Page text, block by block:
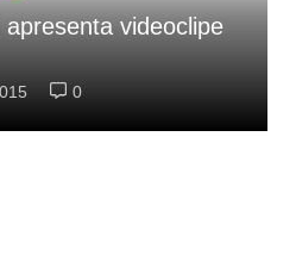
videoclipe
0